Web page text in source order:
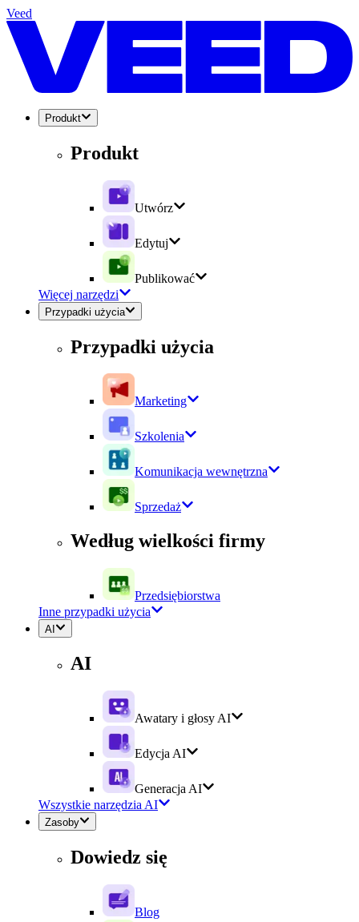
Veed
Produkt
Produkt
Utwórz
Edytuj
Publikować
Więcej narzędzi
Przypadki użycia
Przypadki użycia
Marketing
Szkolenia
Komunikacja wewnętrzna
Sprzedaż
Według wielkości firmy
Przedsiębiorstwa
Inne przypadki użycia
AI
AI
Awatary i głosy AI
Edycja AI
Generacja AI
Wszystkie narzędzia AI
Zasoby
Dowiedz się
Blog